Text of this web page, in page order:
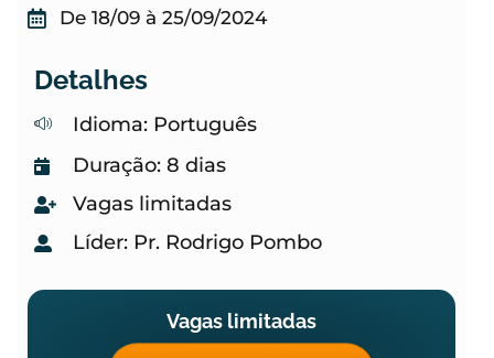
De 18/09 à 25/09/2024
Detalhes
Idioma: Português
Duração: 8 dias
Vagas limitadas
Líder: Pr. Rodrigo Pombo
Vagas limitadas